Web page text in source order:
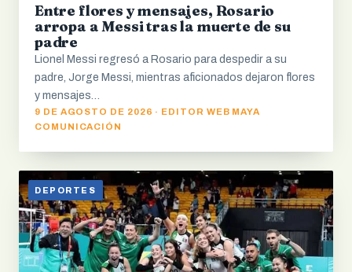
Entre flores y mensajes, Rosario
arropa a Messi tras la muerte de su
padre
Lionel Messi regresó a Rosario para despedir a su
padre, Jorge Messi, mientras aficionados dejaron flores
y mensajes…
9 DE AGOSTO DE 2026 · EDITOR WEB MAYA
COMUNICACIÓN
DEPORTES